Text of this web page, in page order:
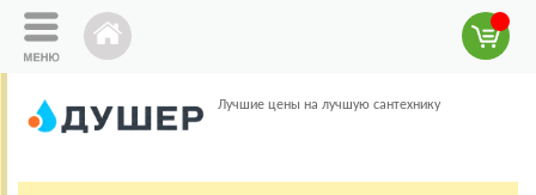
Лучшие цены на лучшую сантехнику